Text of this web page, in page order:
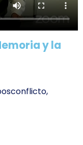
y la